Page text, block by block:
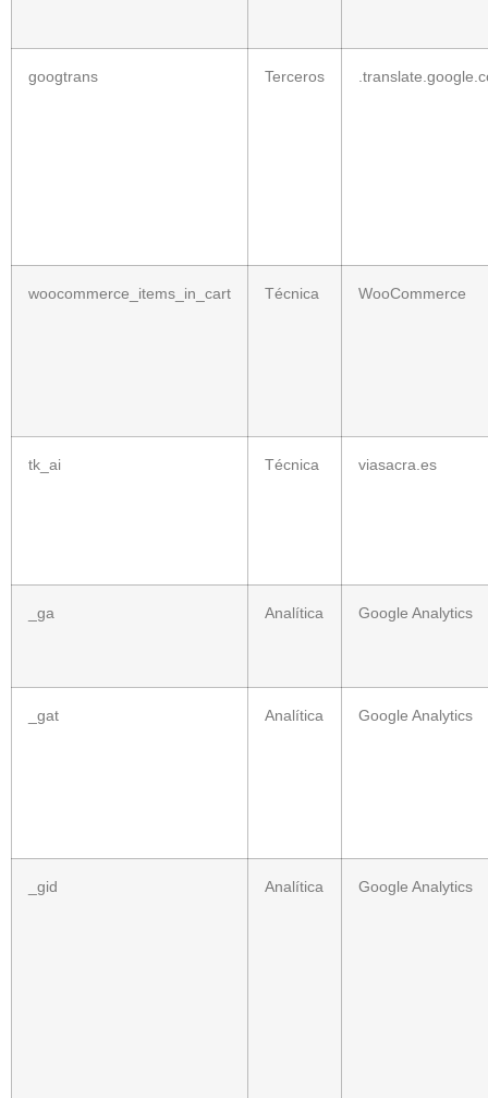
googtrans Terceros
woocommerce_items_in_cart Técnica WooCommerce
tk_ai Técnica viasacra.es
_ga Analítica Google Analytics
_gat Analítica Google Analytics
_gid Analítica Google Analytics